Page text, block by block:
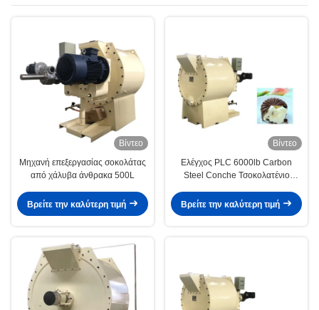
Βίντεο
Μηχανή επεξεργασίας σοκολάτας
από χάλυβα άνθρακα 500L
Βρείτε την καλύτερη τιμή
Βίντεο
Ελέγχος PLC 6000lb Carbon
Steel Conche Τσοκολατένιο
Βρείτε την καλύτερη τιμή